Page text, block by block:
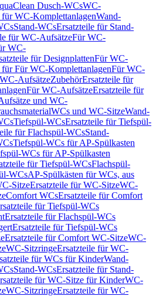
Dusch-WCsWC-
für WC-KomplettanlagenWand-
Stand-WCsErsatzteile für Stand-
für WC-AufsätzeFür WC-
WC-
für DesignplattenFür WC-
für Für WC-KomplettanlagenFür WC-
AufsätzeZubehörErsatzteile für
Für WC-AufsätzeErsatzteile für
und WC-
WCs und WC-SitzeWand-
Tiefspül-WCsErsatzteile für Tiefspül-
für Flachspül-WCsStand-
Tiefspül-WCs für AP-Spülkasten
WCs für AP-Spülkasten
für Tiefspül-WCsFlachspül-
WCsAP-Spülkästen für WCs, aus
SitzeErsatzteile für WC-SitzeWC-
Comfort WCsErsatzteile für Comfort
für Tiefspül-WCs
Ersatzteile für Flachspül-WCs
Ersatzteile für Tiefspül-WCs
Ersatzteile für Comfort WC-SitzeWC-
WC-SitzringeErsatzteile für WC-
für WCs für KinderWand-
Stand-WCsErsatzteile für Stand-
für WC-Sitze für KinderWC-
WC-SitzringeErsatzteile für WC-